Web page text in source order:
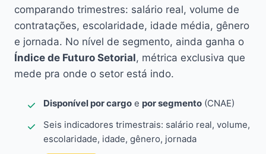
comparando trimestres: salário real, volume de
contratações, escolaridade, idade média, gênero
e jornada. No nível de segmento, ainda ganha o
Índice de Futuro Setorial, métrica exclusiva que
mede pra onde o setor está indo.
Disponível por cargo e por segmento (CNAE)
Seis indicadores trimestrais: salário real, volume,
escolaridade, idade, gênero, jornada